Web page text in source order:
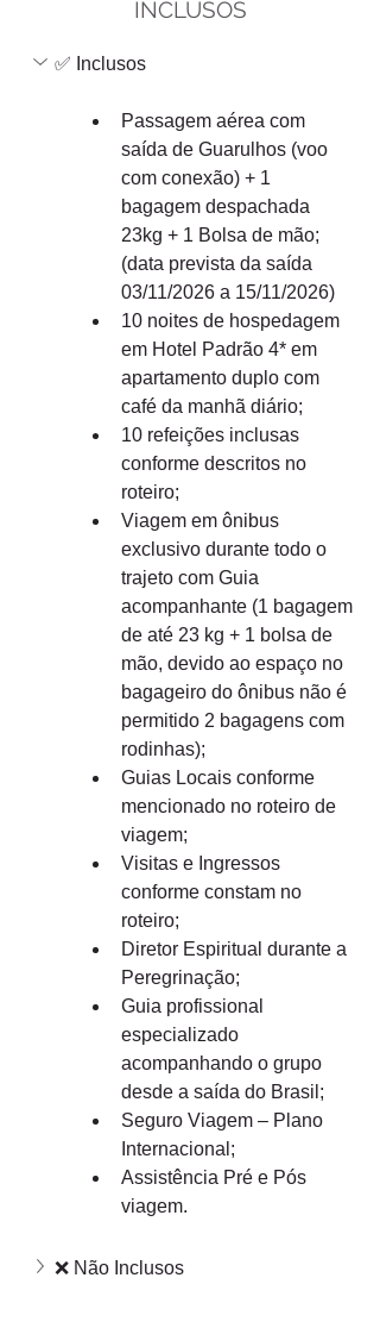
INCLUSOS
✅ Inclusos
Passagem aérea com
saída de Guarulhos (voo
com conexão) + 1
bagagem despachada
23kg + 1 Bolsa de mão;
(data prevista da saída
03/11/2026 a 15/11/2026)
10 noites de hospedagem
em Hotel Padrão 4* em
apartamento duplo com
café da manhã diário;
10 refeições inclusas
conforme descritos no
roteiro;
Viagem em ônibus
exclusivo durante todo o
trajeto com Guia
acompanhante (1 bagagem
de até 23 kg + 1 bolsa de
mão, devido ao espaço no
bagageiro do ônibus não é
permitido 2 bagagens com
rodinhas);
Guias Locais conforme
mencionado no roteiro de
viagem;
Visitas e Ingressos
conforme constam no
roteiro;
Diretor Espiritual durante a
Peregrinação;
Guia profissional
especializado
acompanhando o grupo
desde a saída do Brasil;
Seguro Viagem – Plano
Internacional;
Assistência Pré e Pós
viagem.
❌ Não Inclusos